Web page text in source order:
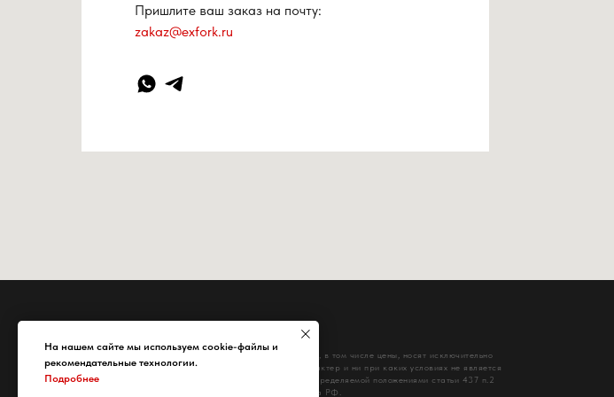
Пришлите ваш заказ на почту:
zakaz@exfork.ru
Информация на сайте, в том числе цены, носят исключительно
ознакомительный характер и ни при каких условиях не является
публичной офертой, определяемой положениями статьи 437 п.2
Гражданского кодекса РФ.
На нашем сайте мы используем cookie-файлы и
рекомендательные технологии.
Подробнее